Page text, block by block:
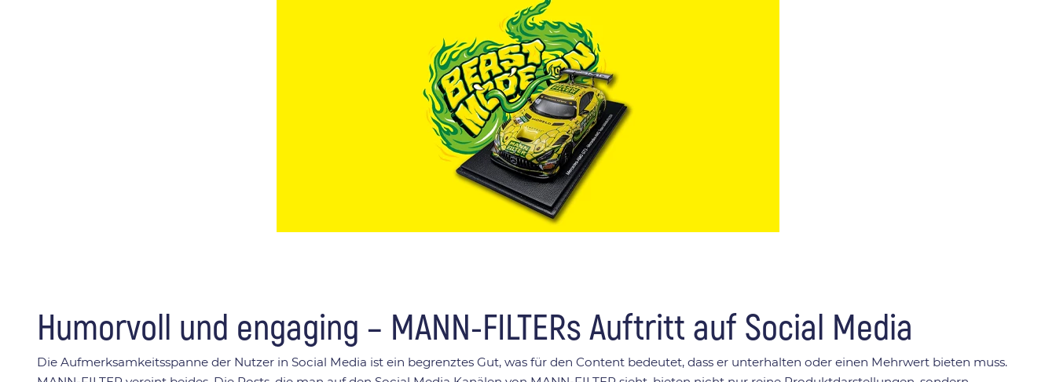
Humorvoll und engaging – MANN-FILTERs Auftritt auf Social Media
Die Aufmerksamkeitsspanne der Nutzer in Social Media ist ein begrenztes Gut, was für den Content bedeutet, dass er unterhalten oder einen Mehrwert bieten muss.